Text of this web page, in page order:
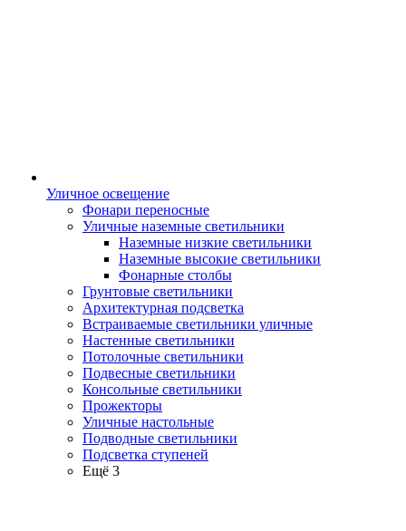
Уличное освещение
Фонари переносные
Уличные наземные светильники
Наземные низкие светильники
Наземные высокие светильники
Фонарные столбы
Грунтовые светильники
Архитектурная подсветка
Встраиваемые светильники уличные
Настенные светильники
Потолочные светильники
Подвесные светильники
Консольные светильники
Прожекторы
Уличные настольные
Подводные светильники
Подсветка ступеней
Ещё 3